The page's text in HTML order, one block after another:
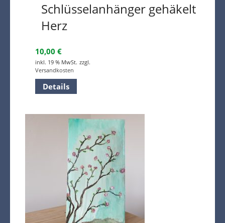
Schlüsselanhänger gehäkelt
Herz
10,00 €
inkl. 19 % MwSt. zzgl.
Versandkosten
Details